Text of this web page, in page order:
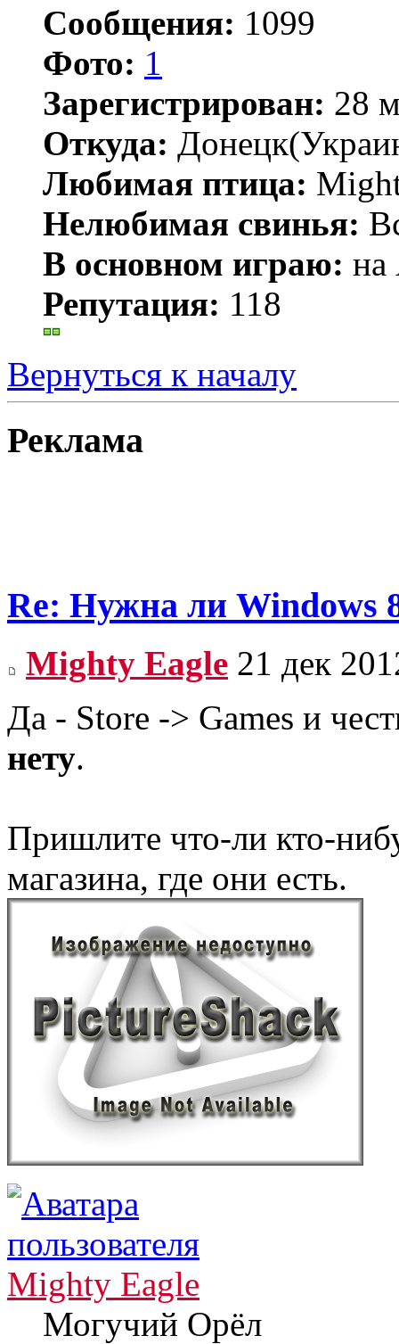
Сообщения: 1099
Фото: 1
Зарегистрирован: 28
Откуда:
Любимая птица:
Нелюбимая свинья:
В основном играю: на
Репутация: 118
Вернуться к началу
Реклама
Re: Нужна ли Windows
Mighty Eagle 21 дек
Да - Store -> Games и
нету.
Пришлите что-ли кто-
магазина, где они есть.
Mighty Eagle
Могучий Орёл